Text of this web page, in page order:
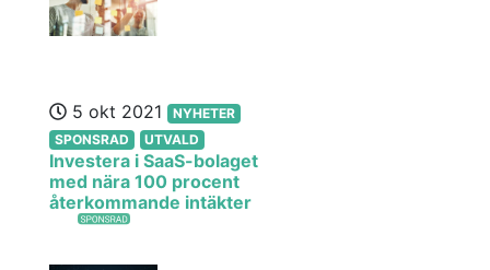
5 okt 2021
NYHETER
SPONSRAD
UTVALD
Investera i SaaS-bolaget
med nära 100 procent
återkommande intäkter